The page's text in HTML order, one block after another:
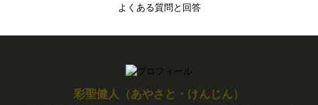
よくある質問と回答
彩聖健人（あやさと・けんじん）